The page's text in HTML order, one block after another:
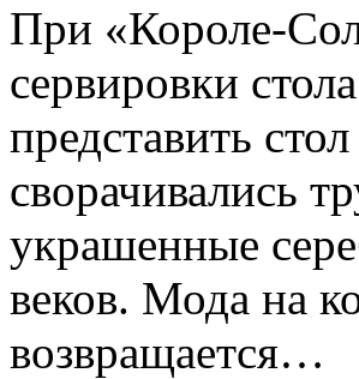
При «Короле-
сервировки
представить
сворачивались
украшенные
веков. Мода на
возвращается…